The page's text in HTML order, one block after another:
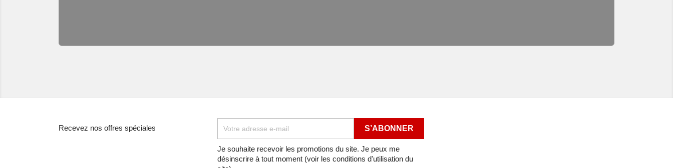
Recevez nos offres spéciales
Je souhaite recevoir les promotions du site. Je peux me
désinscrire à tout moment (voir les conditions d'utilisation du